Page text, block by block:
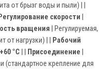
от брызг воды и пыли) | |
Регулирование скорости
вращения | Регулируемая,
нагрузки) | |
Рабочий
°C Присоединение
(стандартное крепление для